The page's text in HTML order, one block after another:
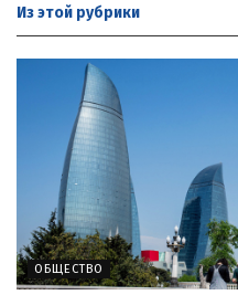
Из этой рубрики
ОБЩЕСТВО